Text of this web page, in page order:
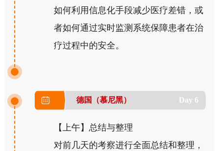
如何利用信息化手段减少医疗差错，或
者如何通过实时监测系统保障患者在治
疗过程中的安全。
Day 6
德国（慕尼黑）
【上午】总结与整理
对前几天的考察进行全面总结和整理，